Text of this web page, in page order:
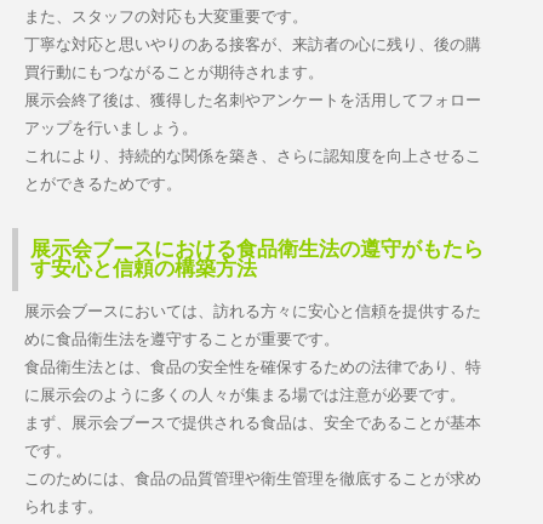
また、スタッフの対応も大変重要です。
丁寧な対応と思いやりのある接客が、来訪者の心に残り、後の購
買行動にもつながることが期待されます。
展示会終了後は、獲得した名刺やアンケートを活用してフォロー
アップを行いましょう。
これにより、持続的な関係を築き、さらに認知度を向上させるこ
とができるためです。
展示会ブースにおける食品衛生法の遵守がもたら
す安心と信頼の構築方法
展示会ブースにおいては、訪れる方々に安心と信頼を提供するた
めに食品衛生法を遵守することが重要です。
食品衛生法とは、食品の安全性を確保するための法律であり、特
に展示会のように多くの人々が集まる場では注意が必要です。
まず、展示会ブースで提供される食品は、安全であることが基本
です。
このためには、食品の品質管理や衛生管理を徹底することが求め
られます。